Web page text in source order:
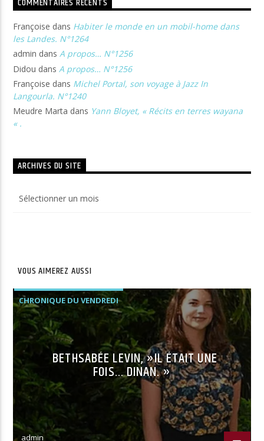
COMMENTAIRES RÉCENTS
Françoise dans Habiter le monde en un mobil-home dans
les Landes. N°1264
admin dansA propos… N°1256
Didou dans A propos… N°1256
Françoise dans Michel Portal, son voyage à Jazz In
Langourla. N°1240
Meudre Marta dans Yann Bloyet, « Récits en terres wayana
« .
ARCHIVES DU SITE
du
VOUS AIMEREZ AUSSI
CHRONIQUE DU VENDREDI
BETHSABÉE LEVIN, »IL ÉTAIT UNE
FOIS… DINAN. »
admin